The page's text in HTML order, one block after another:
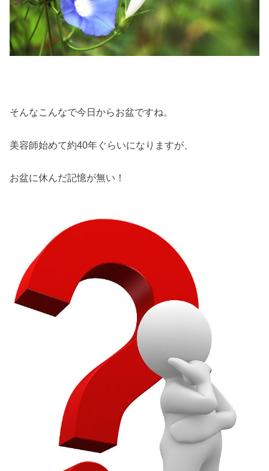
そんなこんなで今日からお盆ですね。
美容師始めて約40年ぐらいになりますが、
お盆に休んだ記憶が無い！